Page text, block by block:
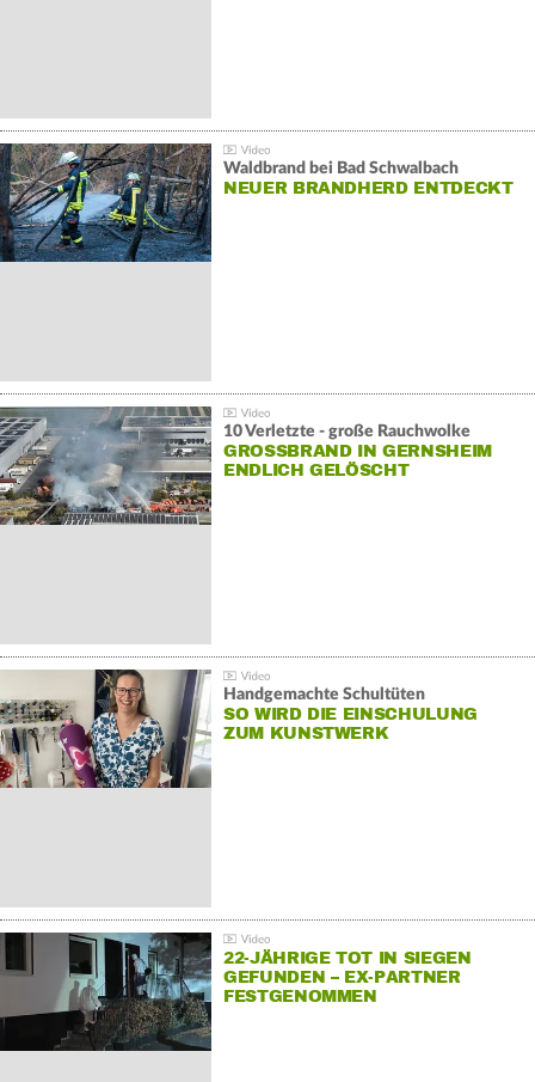
Waldbrand bei Bad Schwalbach
NEUER BRANDHERD ENTDECKT
10 Verletzte - große Rauchwolke
GROSSBRAND IN GERNSHEIM E
NDLICH GELÖSCHT
Handgemachte Schultüten
SO WIRD DIE EINSCHULUNG
ZUM KUNSTWERK
22-JÄHRIGE TOT IN SIEGEN
GEFUNDEN – EX-PARTNER
FESTGENOMMEN